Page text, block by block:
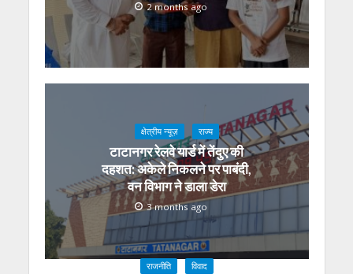
2 months ago
क्षेत्रीय न्यूज़ राज्य
टाटानगर रेलवे यार्ड में तेंदुए की
दहशत: अकेले निकलने पर पाबंदी,
वन विभाग ने डाला डेरा
3 months ago
राजनीति विवाद